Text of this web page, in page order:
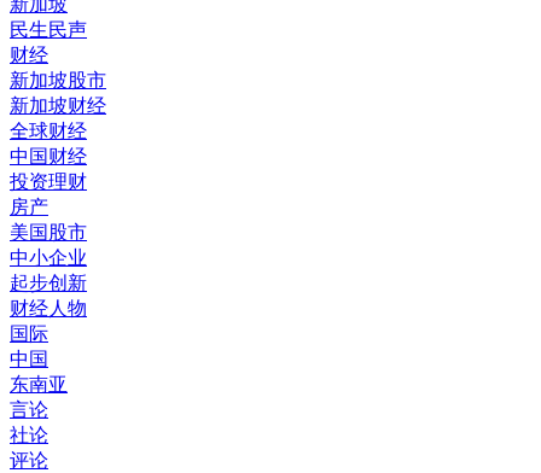
新加坡
民生民声
财经
新加坡股市
新加坡财经
全球财经
中国财经
投资理财
房产
美国股市
中小企业
起步创新
财经人物
国际
中国
东南亚
言论
社论
评论